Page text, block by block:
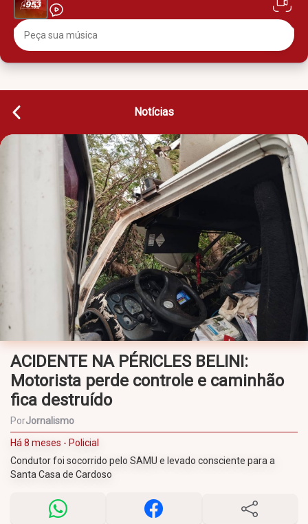
Notícias
ACIDENTE NA PÉRICLES BELINI:
Motorista perde controle e caminhão
fica destruído
PorJornalismo
Há 8 meses - Policial
Condutor foi socorrido pelo SAMU e levado consciente para a
Santa Casa de Cardoso